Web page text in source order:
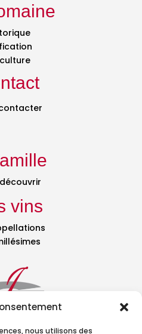
nous utilisons des
vins